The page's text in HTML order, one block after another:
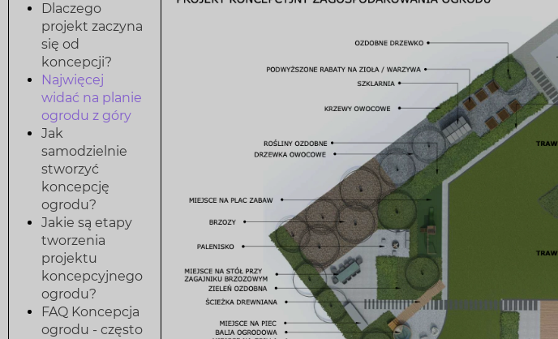
Dlaczego
projekt zaczyna
się od
koncepcji?
Najwięcej
widać na planie
ogrodu z góry
Jak
samodzielnie
stworzyć
koncepcję
ogrodu?
Jakie są etapy
tworzenia
projektu
koncepcyjnego
ogrodu?
FAQ Koncepcja
ogrodu - często